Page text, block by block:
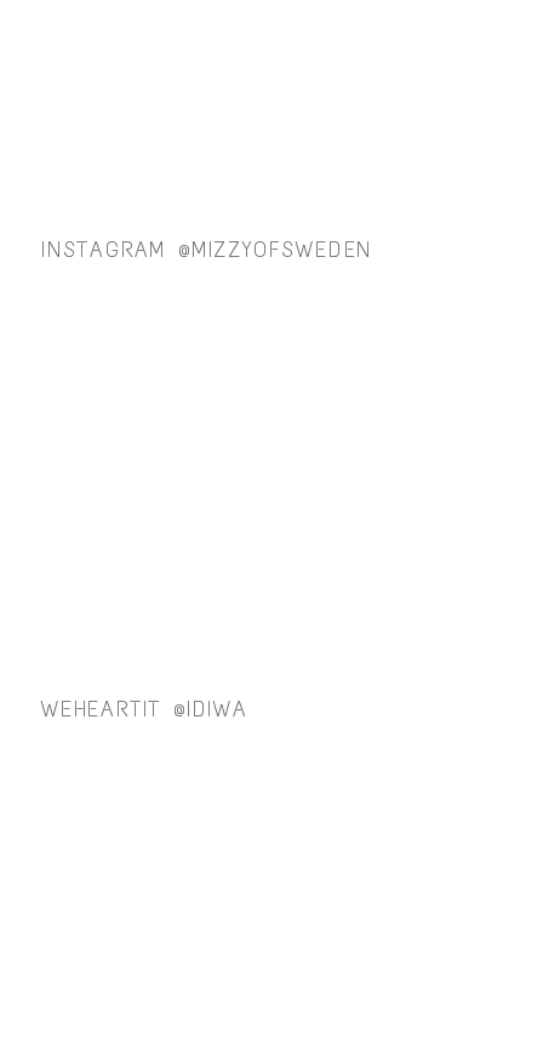
INSTAGRAM @MIZZYOFSWEDEN
WEHEARTIT @IDIWA